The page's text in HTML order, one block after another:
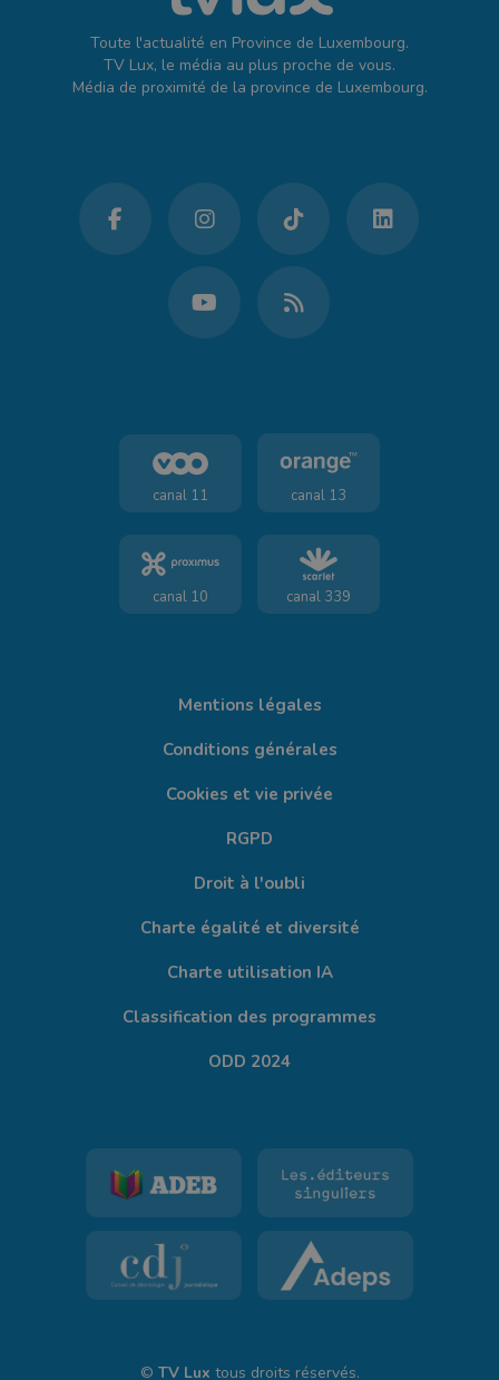
Toute l'actualité en Province de Luxembourg.
TV Lux, le média au plus proche de vous.
Média de proximité de la province de Luxembourg.
canal 11 canal 13
canal 10 canal 339
Mentions légales
Conditions générales
Cookies et vie privée
RGPD
Droit à l'oubli
Charte égalité et diversité
Charte utilisation IA
Classification des programmes
ODD 2024
© TV Lux tous droits réservés.